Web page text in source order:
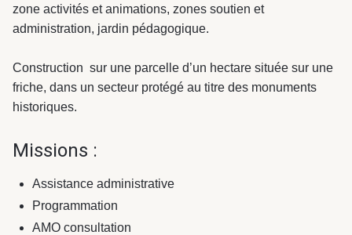
zone activités et animations, zones soutien et
administration, jardin pédagogique.
Construction sur une parcelle d’un hectare située sur une
friche, dans un secteur protégé au titre des monuments
historiques.
Missions :
Assistance administrative
Programmation
AMO consultation